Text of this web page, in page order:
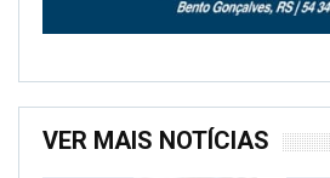
VER MAIS NOTÍCIAS